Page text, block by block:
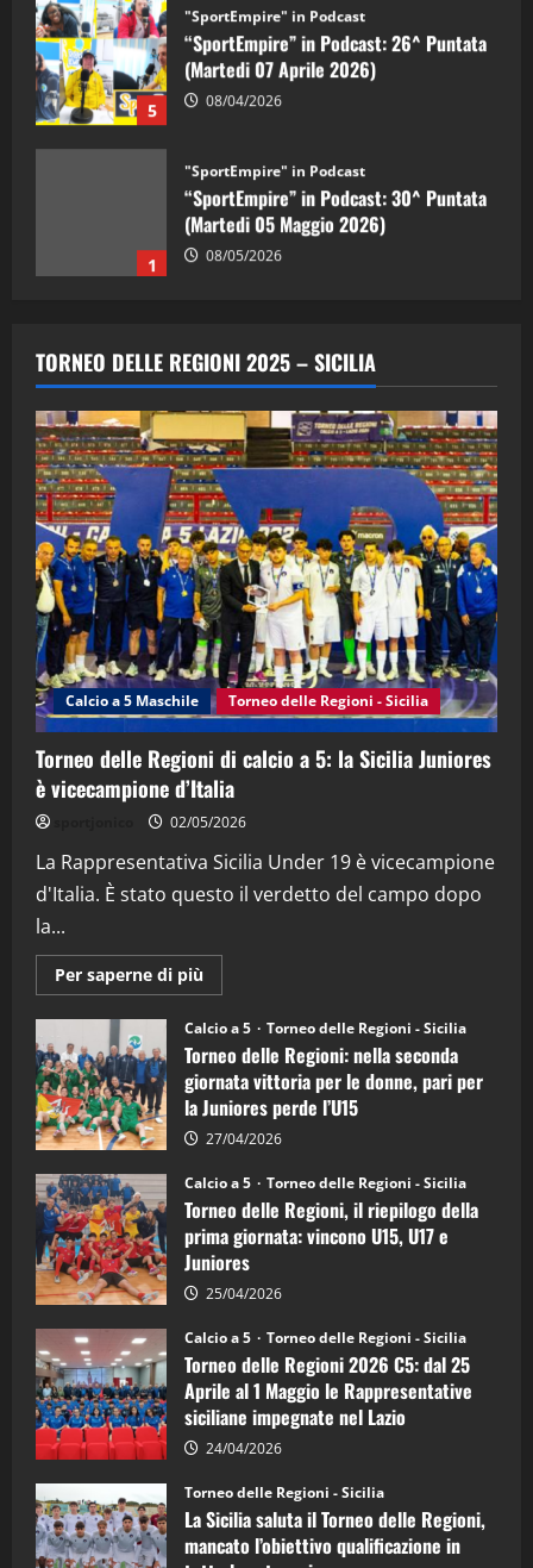
5
"SportEmpire" in Podcast
“SportEmpire” in Podcast: 26^ Puntata
(Martedi 07 Aprile 2026)
08/04/2026
1
"SportEmpire" in Podcast
“SportEmpire” in Podcast: 30^ Puntata
(Martedi 05 Maggio 2026)
08/05/2026
2
“SportEmpire” in Podcast: 29^ Puntata
(Martedi 28 Aprile 2026)
28/04/2026
3
"SportEmpire" in Podcast
“SportEmpire” in Podcast: 28^ Puntata
(Martedi 21 Aprile 2026)
21/04/2026
4
"SportEmpire" in Podcast Sport News
“SportEmpire” in Podcast: 27^ Puntata
(Martedi 14 Aprile 2026)
15/04/2026
"SportEmpire" in Podcast
“SportEmpire” in Podcast: 26^ Puntata
08/04/2026
TORNEO DELLE REGIONI 2025 – SICILIA
Calcio a 5 Maschile Torneo delle Regioni - Sicilia
Torneo delle Regioni di calcio a 5: la Sicilia Juniores
è vicecampione d’Italia
02/05/2026
La Rappresentativa Sicilia Under 19 è vicecampione
d'Italia. È stato questo il verdetto del campo dopo
la...
Per saperne di più
informazioni
Torneo
delle
Regioni
di
calcio
a
5:
la
Juniores
è
vicecampione
d’Italia
Calcio a 5 Torneo delle Regioni - Sicilia
Torneo delle Regioni: nella seconda
giornata vittoria per le donne, pari per
la Juniores perde l’U15
27/04/2026
Calcio a 5 Torneo delle Regioni - Sicilia
Torneo delle Regioni, il riepilogo della
prima giornata: vincono U15, U17 e
Juniores
25/04/2026
Calcio a 5 Torneo delle Regioni - Sicilia
Torneo delle Regioni 2026 C5: dal 25
Aprile al 1 Maggio le Rappresentative
siciliane impegnate nel Lazio
24/04/2026
Torneo delle Regioni - Sicilia
La Sicilia saluta il Torneo delle Regioni,
mancato l’obiettivo qualificazione in